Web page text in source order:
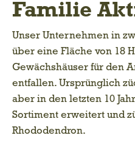
Familie
Unser Unternehmen in
über eine Fläche von 18
Gewächshäuser für den
entfallen. Ursprünglich
aber in den letzten 10
Sortiment erweitert und
Rhododendron.